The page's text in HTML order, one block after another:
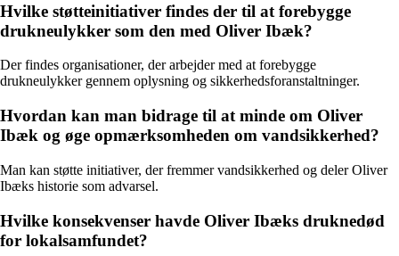
Hvilke støtteinitiativer findes der til at forebygge
drukneulykker som den med Oliver Ibæk?
Der findes organisationer, der arbejder med at forebygge
drukneulykker gennem oplysning og sikkerhedsforanstaltninger.
Hvordan kan man bidrage til at minde om Oliver
Ibæk og øge opmærksomheden om vandsikkerhed?
Man kan støtte initiativer, der fremmer vandsikkerhed og deler Oliver
Ibæks historie som advarsel.
Hvilke konsekvenser havde Oliver Ibæks druknedød
for lokalsamfundet?